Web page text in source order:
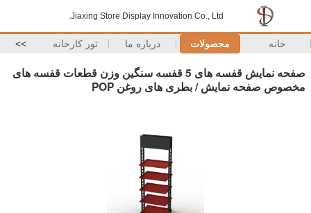
Jiaxing Store Display Innovation Co., Ltd.
خانه محصولات درباره ما تور کارخانه >>
صفحه نمایش قفسه های 5 قفسه سنگین وزن قطعات قفسه های
مخصوص صفحه نمایش / بطری های روغن POP